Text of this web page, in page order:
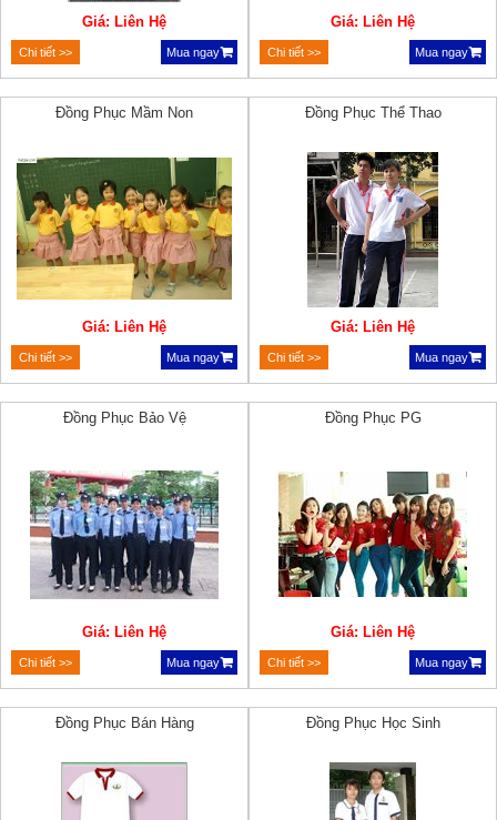
Giá: Liên Hệ
Chi tiết >> Mua ngay
Giá: Liên Hệ
Chi tiết >> Mua ngay
Đồng Phục Mầm Non
Giá: Liên Hệ
Chi tiết >> Mua ngay
Đồng Phục Thể Thao
Giá: Liên Hệ
Chi tiết >> Mua ngay
Đồng Phục Bảo Vệ
Giá: Liên Hệ
Chi tiết >> Mua ngay
Đồng Phục PG
Giá: Liên Hệ
Chi tiết >> Mua ngay
Đồng Phục Bán Hàng Đồng Phục Học Sinh